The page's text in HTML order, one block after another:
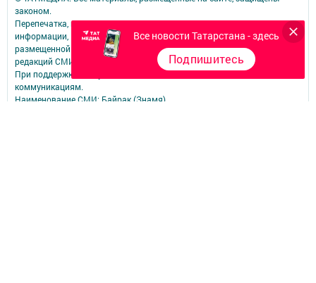
Все новости Татарстана - здесь
Подпишитесь
законом.
Перепечатка, воспроизведение и распространение в любом объеме
информации,
размещенной на сайте, возможна только с письменного согласия
редакций СМИ.
При поддержке Республиканского агентства по печати и массовым
коммуникациям.
Наименование СМИ: Байрак (Знамя)